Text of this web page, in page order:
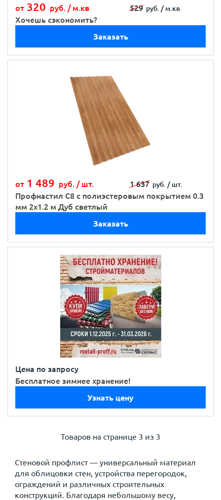
от 320 руб. / м.кв 529руб. / м.кв
Хочешь сэкономить?
Заказать
от 1 489 руб. / шт. 1 637руб. / шт.
Профнастил С8 с полиэстеровым покрытием 0.3
мм 2х1.2 м Дуб светлый
Заказать
Цена по запросу
Бесплатное зимнее хранение!
Узнать цену
Товаров на странице 3 из 3
Стеновой профлист — универсальный материал
для облицовки стен, устройства перегородок,
ограждений и различных строительных
конструкций. Благодаря небольшому весу,